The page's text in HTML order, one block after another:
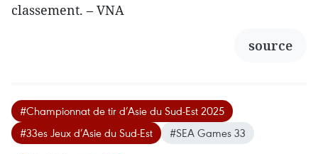
classement. – VNA
source
#Championnat de tir d’Asie du Sud-Est 2025
#33es Jeux d’Asie du Sud-Est
#SEA Games 33